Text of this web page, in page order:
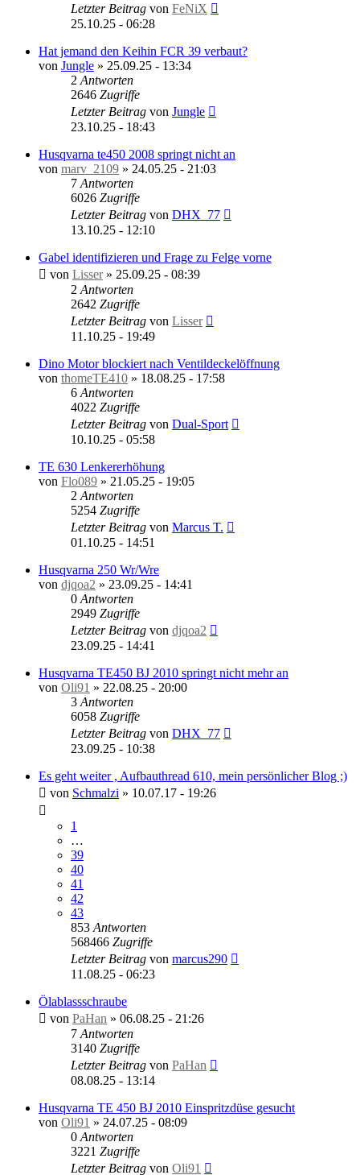
Letzter Beitrag von FeNiX
25.10.25 - 06:28
Hat jemand den Keihin FCR 39 verbaut?
von Jungle » 25.09.25 - 13:34
2 Antworten
2646 Zugriffe
Letzter Beitrag von Jungle
23.10.25 - 18:43
Husqvarna te450 2008 springt nicht an
von marv_2109 » 24.05.25 - 21:03
7 Antworten
6026 Zugriffe
Letzter Beitrag von DHX_77
13.10.25 - 12:10
Gabel identifizieren und Frage zu Felge vorne
von Lisser» 25.09.25 - 08:39
2 Antworten
2642 Zugriffe
Letzter Beitrag von Lisser
11.10.25 - 19:49
Dino Motor blockiert nach Ventildeckelöffnung
von thomeTE410 » 18.08.25 - 17:58
6 Antworten
4022 Zugriffe
Letzter Beitrag von Dual-Sport
10.10.25 - 05:58
TE 630 Lenkererhöhung
von Flo089 » 21.05.25 - 19:05
2 Antworten
5254 Zugriffe
Letzter Beitrag von Marcus T.
01.10.25 - 14:51
Husqvarna 250 Wr/Wre
von djqoa2 » 23.09.25 - 14:41
0 Antworten
2949 Zugriffe
Letzter Beitrag von djqoa2
23.09.25 - 14:41
Husqvarna TE450 BJ 2010 springt nicht mehr an
von Oli91 » 22.08.25 - 20:00
3 Antworten
6058 Zugriffe
Letzter Beitrag von DHX_77
23.09.25 - 10:38
Es geht weiter , Aufbauthread 610, mein persönlicher Blog ;)
von Schmalzi » 10.07.17 - 19:26
1
…
39
40
41
42
43
853 Antworten
568466 Zugriffe
Letzter Beitrag von marcus290
11.08.25 - 06:23
Ölablassschraube
von PaHan » 06.08.25 - 21:26
7 Antworten
3140 Zugriffe
Letzter Beitrag von PaHan
08.08.25 - 13:14
Husqvarna TE 450 BJ 2010 Einspritzdüse gesucht
von Oli91 » 24.07.25 - 08:09
0 Antworten
3221 Zugriffe
Letzter Beitrag von Oli91